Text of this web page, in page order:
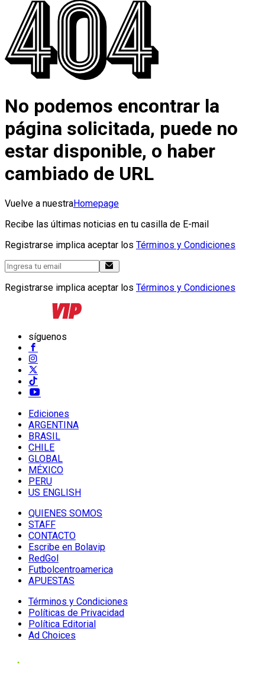
No podemos encontrar la
página solicitada, puede no
estar disponible, o haber
cambiado de URL
Vuelve a nuestraHomepage
Recibe las últimas noticias en tu casilla de E-mail
Registrarse implica aceptar los Términos y Condiciones
Registrarse implica aceptar los Términos y Condiciones
síguenos
Ediciones
ARGENTINA
BRASIL
CHILE
GLOBAL
MÉXICO
PERU
US ENGLISH
QUIENES SOMOS
STAFF
CONTACTO
Escribe en Bolavip
RedGol
Futbolcentroamerica
APUESTAS
Términos y Condiciones
Políticas de Privacidad
Política Editorial
Ad Choices